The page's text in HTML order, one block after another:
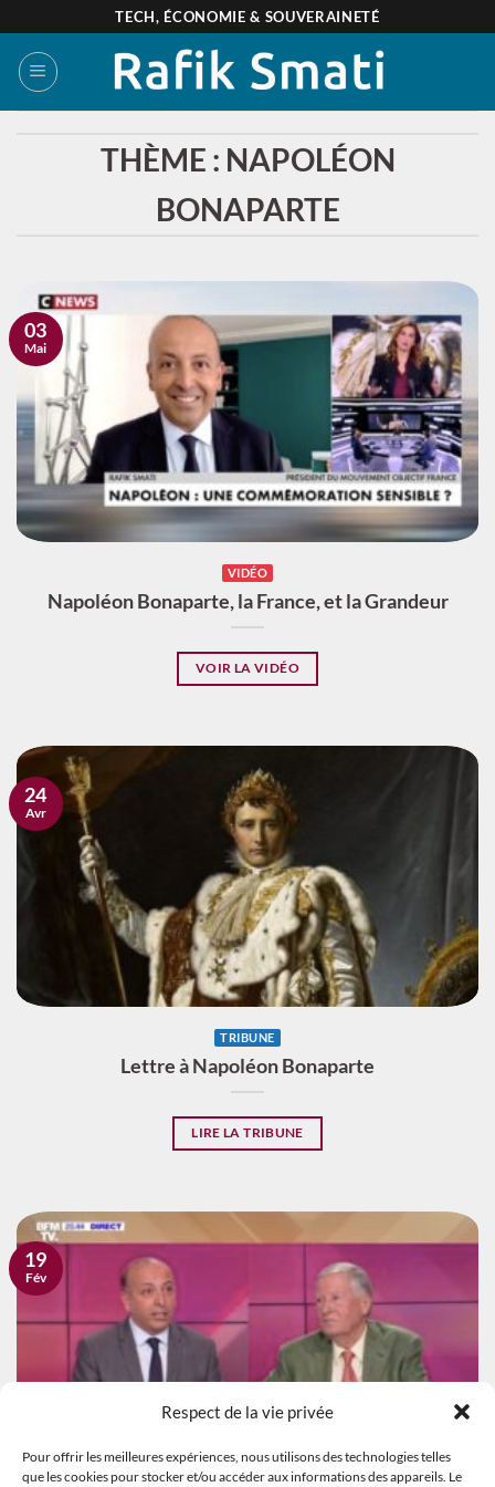
Respect de la vie privée
Pour offrir les meilleures expériences, nous utilisons des technologies telles
que les cookies pour stocker et/ou accéder aux informations des appareils. Le
contenu
TECH, ÉCONOMIE & SOUVERAINETÉ
THÈME : NAPOLÉON
BONAPARTE
VIDÉO
Napoléon Bonaparte, la France, et la Grandeur
VOIR LA VIDÉO
03
Mai
TRIBUNE
Lettre à Napoléon Bonaparte
LIRE LA TRIBUNE
24
Avr
19
Fév